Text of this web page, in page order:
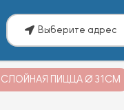
Выберите адрес
СЛОЙНАЯ ПИЦЦА Ø 31СМ